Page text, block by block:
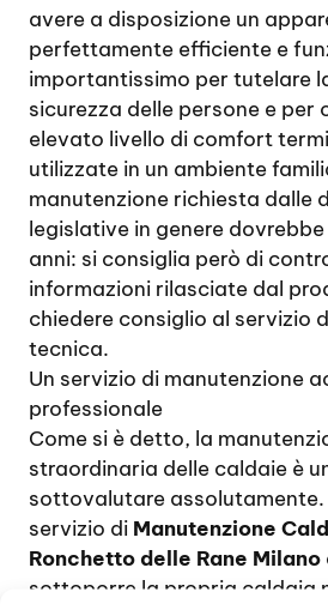
avere a disposizione un
perfettamente efficiente e
importantissimo per tutelare
sicurezza delle persone e per
elevato livello di comfort
utilizzate in un ambiente
manutenzione richiesta dalle
legislative in genere
anni: si consiglia però di
informazioni rilasciate dal
chiedere consiglio al servizio
tecnica.
Un servizio di manutenzione
professionale
Come si è detto, la
straordinaria delle caldaie è
sottovalutare assolutamente.
servizio di Manutenzione
Ronchetto delle Rane Milano
sottoporre la propria caldaia